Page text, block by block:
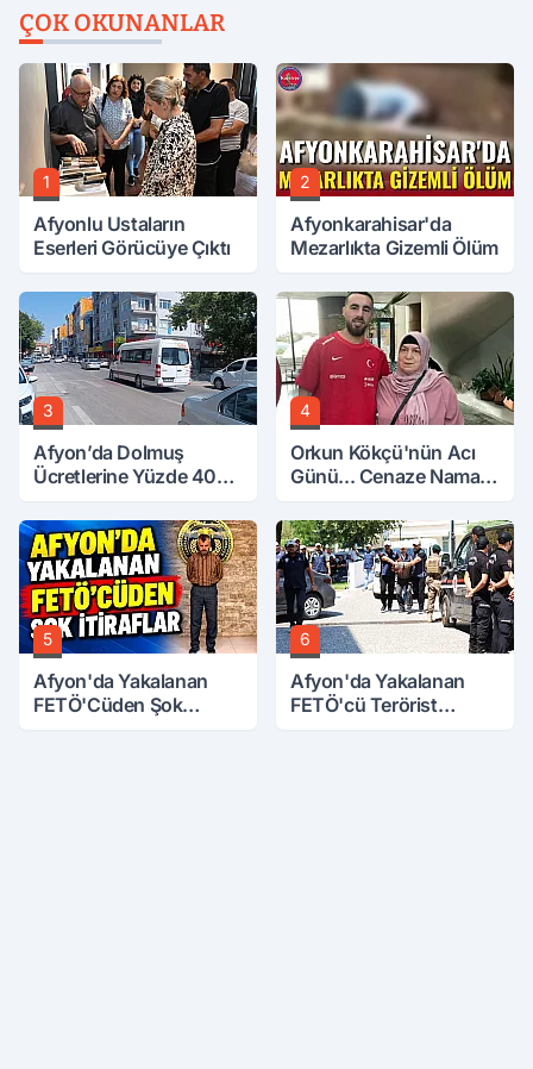
ÇOK OKUNANLAR
1
Afyonlu Ustaların
Eserleri Görücüye Çıktı
2
Afyonkarahisar'da
Mezarlıkta Gizemli Ölüm
3
Afyon’da Dolmuş
Ücretlerine Yüzde 40
4
Orkun Kökçü'nün Acı
Günü... Cenaze Namazı
5
Afyon'da Yakalanan
FETÖ'Cüden Şok
6
Afyon'da Yakalanan
FETÖ'cü Terörist